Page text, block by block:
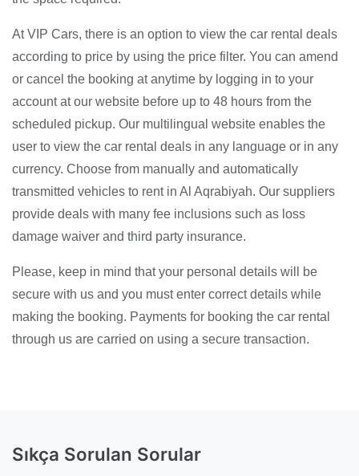
At VIP Cars, there is an option to view the car rental deals
according to price by using the price filter. You can amend
or cancel the booking at anytime by logging in to your
account at our website before up to 48 hours from the
scheduled pickup. Our multilingual website enables the
user to view the car rental deals in any language or in any
currency. Choose from manually and automatically
transmitted vehicles to rent in Al Aqrabiyah. Our suppliers
provide deals with many fee inclusions such as loss
damage waiver and third party insurance.
Please, keep in mind that your personal details will be
secure with us and you must enter correct details while
making the booking. Payments for booking the car rental
through us are carried on using a secure transaction.
Sıkça Sorulan Sorular